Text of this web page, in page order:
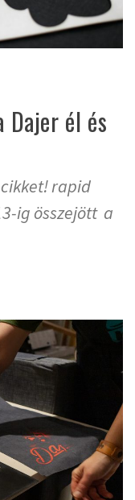
él és
rapid
ig összejött a